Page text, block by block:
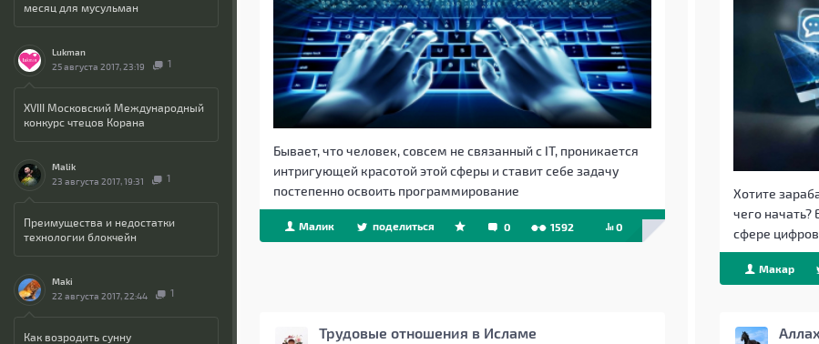
месяц для мусульман
Lukman
25 августа 2017, 23:19
1
XVIII Московский Международный
конкурс чтецов Корана
Malik
23 августа 2017, 19:31
1
Преимущества и недостатки
технологии блокчейн
Maki
22 августа 2017, 22:44
1
Как возродить сунну
Бывает, что человек, совсем не связанный с IT, проникается
интригующей красотой этой сферы и ставит себе задачу
постепенно освоить программирование
Малик поделиться 0 0
1592
Хотите
чего начать?
сфере
Макар
Трудовые отношения в Исламе